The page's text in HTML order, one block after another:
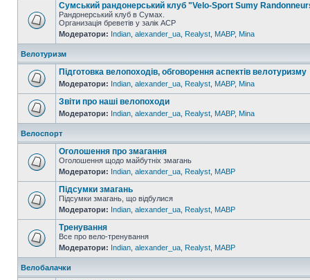
Сумський рандонерський клуб "Velo-Sport Sumy
Рандонерський клуб в Сумах.
Организація бреветів у залік АСР
Модератори: Indian alexander_ua Realyst MABP, Mina
Велотуризм
Підготовка велопоходів, обговорення аспектів велотуризму
Модератори: Indian alexander_ua Realyst MABP, Mina
Звіти про наші велопоходи
Модератори: Indian alexander_ua Realyst MABP, Mina
Велоспорт
Оголошення про змагання
Оголошення щодо майбутніх змагань
Модератори: Indian alexander_ua Realyst MABP
Підсумки змагань
Підсумки змагань, що відбулися
Модератори: Indian alexander_ua Realyst MABP
Тренування
Все про вело-тренування
Модератори: Indian alexander_ua Realyst MABP
Велобалачки